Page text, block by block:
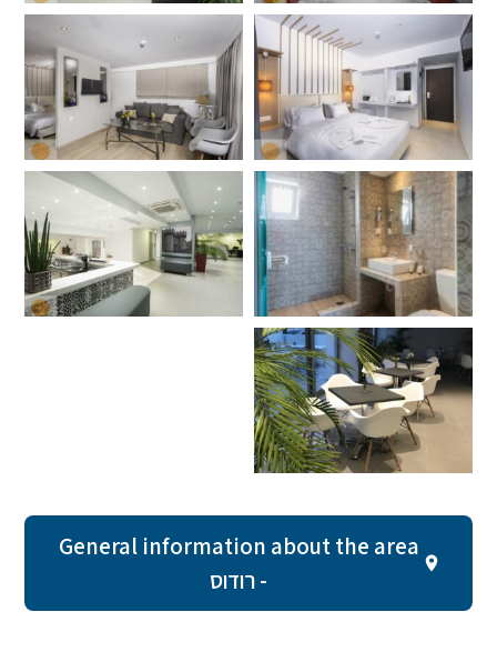
General information about the area
- רודוס